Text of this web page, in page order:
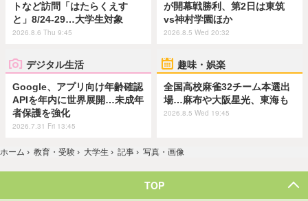
トなど訪問「はたらくえす
と」8/24-29…大学生対象
2026.8.6 Thu 9:45
が開幕戦勝利、第2日は東筑
vs神村学園ほか
2026.8.5 Wed 20:32
デジタル生活
Google、アプリ向け年齢確認
APIを年内に世界展開…未成年
者保護を強化
2026.7.31 Fri 13:45
趣味・娯楽
全国高校麻雀32チーム本選出
場…麻布や大阪星光、東海も
2026.8.5 Wed 19:45
ホーム › 教育・受験 › 大学生 › 記事 › 写真・画像
TOP